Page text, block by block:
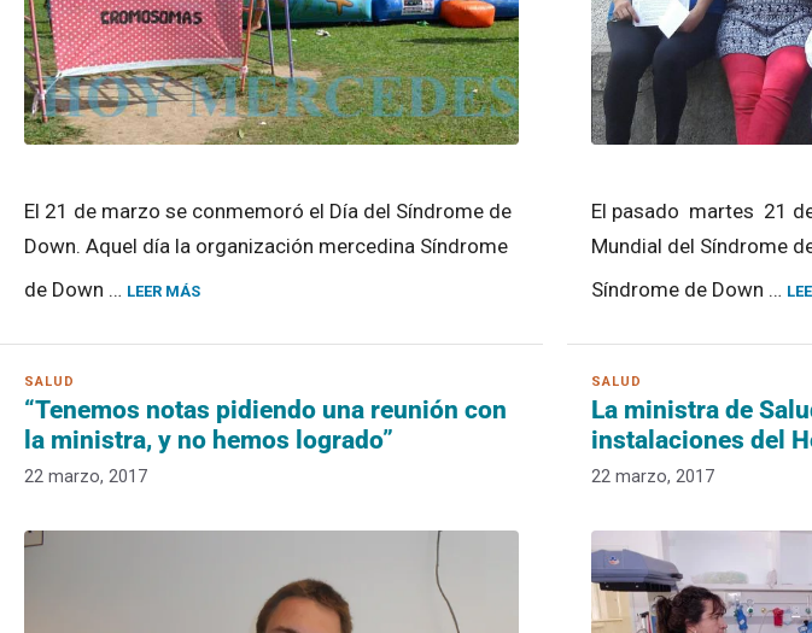
El 21 de marzo se conmemoró el Día del Síndrome de
Down. Aquel día la organización mercedina Síndrome
de Down … LEER MÁS
El pasado martes 21
Mundial del Síndrome
Síndrome de Down …
“Tenemos notas pidiendo una reunión con
la ministra, y no hemos logrado”
22 marzo, 2017
La ministra de
instalaciones del
22 marzo, 2017